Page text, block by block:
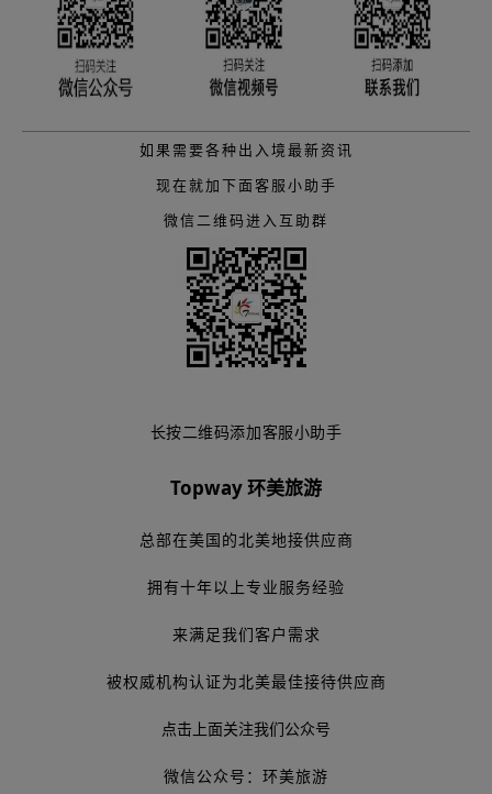
如果需要各种出入境最新资讯
现在就加下面客服小助手
微信二维码进入互助群
长按二维码添加客服小助手
Topway 环美旅游
总部在美国的北美地接供应商
拥有十年以上专业服务经验
来满足我们客户需求
被权威机构认证为北美最佳接待供应商
点击上面关注我们公众号
微信公众号：环美旅游